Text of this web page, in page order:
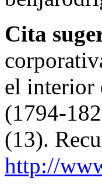
Cita
el interior
(1794-
(13).
http://